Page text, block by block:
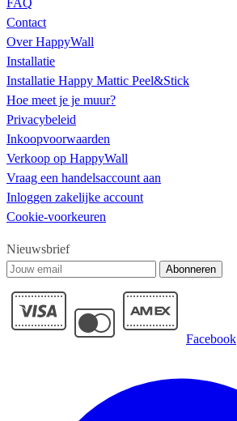
FAQ
Contact
Over HappyWall
Installatie
Installatie Happy Mattic Peel&Stick
Hoe meet je je muur?
Privacybeleid
Inkoopvoorwaarden
Verkoop op HappyWall
Vraag een handelsaccount aan
Inloggen zakelijke account
Cookie-voorkeuren
Nieuwsbrief
Abonneren
Facebook